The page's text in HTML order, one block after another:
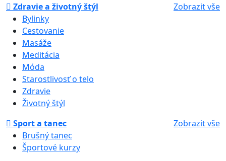
Zdravie a životný štýl
Zobrazit vše
Bylinky
Cestovanie
Masáže
Meditácia
Móda
Starostlivosť o telo
Zdravie
Životný štýl
Sport a tanec
Zobrazit vše
Brušný tanec
Športové kurzy